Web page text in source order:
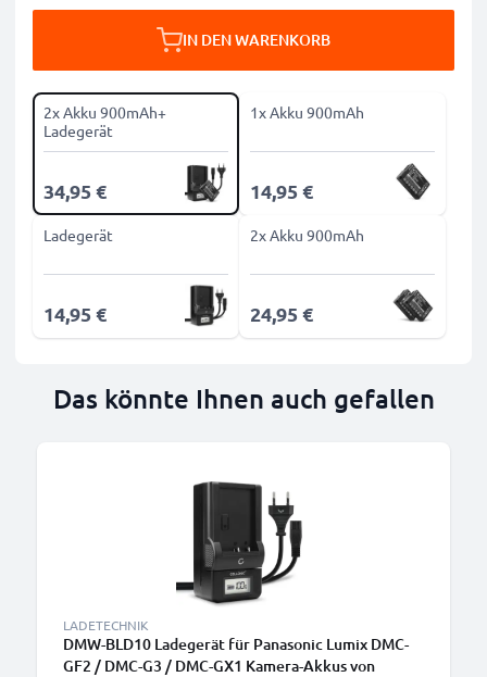
IN DEN WARENKORB
2x Akku 900mAh+
Ladegerät
34,95 €
1x Akku 900mAh
14,95 €
Ladegerät
14,95 €
2x Akku 900mAh
24,95 €
Das könnte Ihnen auch gefallen
LADETECHNIK
DMW-BLD10 Ladegerät für Panasonic Lumix DMC-
GF2 / DMC-G3 / DMC-GX1 Kamera-Akkus von